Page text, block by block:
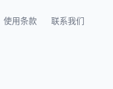
使用条款 联系我们